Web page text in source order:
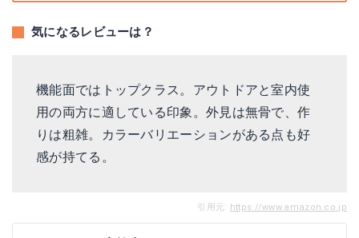
気になるレビューは？
機能面ではトップクラス。アウトドアと室内使
用の両方に適している印象。外見は無骨で、作
りは粗雑。カラーバリエーションがある点も好
感が持てる。
引用元: https://www.amazon.co.jp